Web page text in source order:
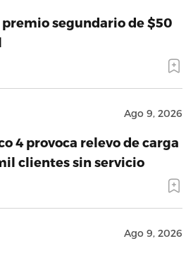
premio segundario de $50
Ago 9, 2026
4 provoca relevo de carga
clientes sin servicio
Ago 9, 2026